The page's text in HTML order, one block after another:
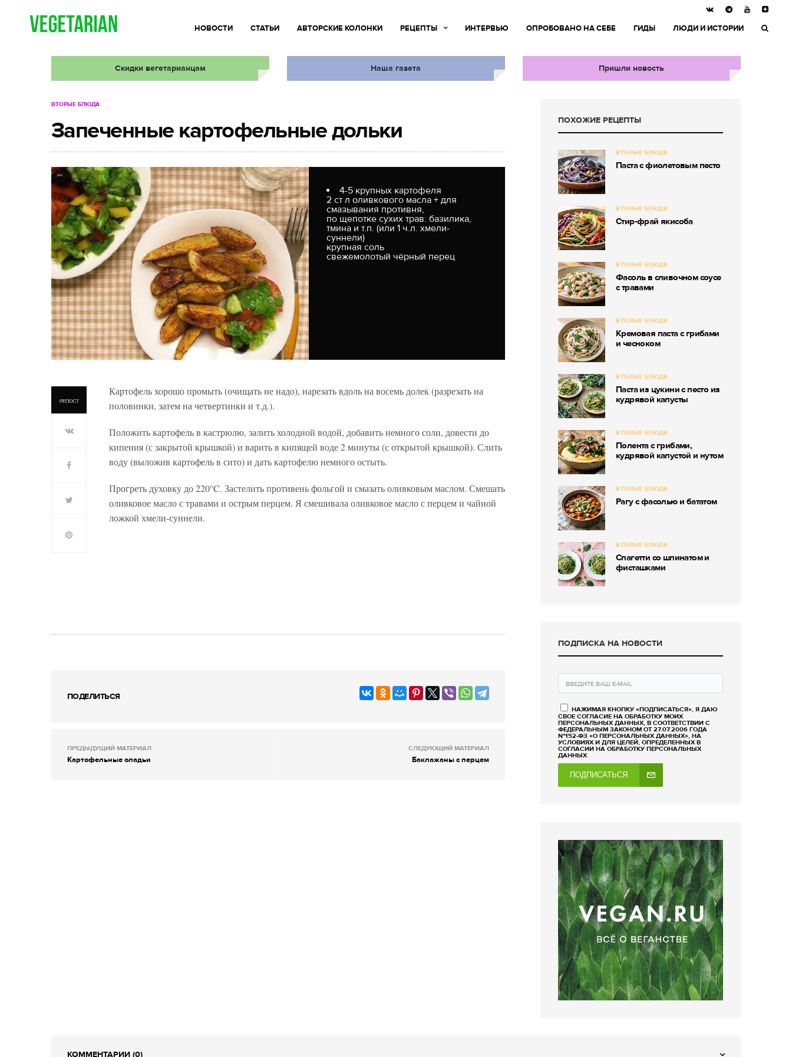
НОВОСТИ СТАТЬИ АВТОРСКИЕ КОЛОНКИ РЕЦЕПТЫ ИНТЕРВЬЮ ОПРОБОВАНО НА СЕБЕ ГИДЫ ЛЮДИ И ИСТОРИИ
Скидки вегетарианцам Наша газета Пришли новость
ВТОРЫЕ БЛЮДА
Запеченные картофельные дольки
4-5 крупных картофеля
2 ст л оливкового масла + для
смазывания противня,
по щепотке сухих трав: базилика,
тмина и т.п. (или 1 ч.л. хмели-
суннели)
крупная соль
свежемолотый чёрный перец
РЕПОСТ
Картофель хорошо промыть (очищать не надо), нарезать вдоль на восемь долек (разрезать на
половинки, затем на четвертинки и т.д.).
Положить картофель в кастрюлю, залить холодной водой, добавить немного соли, довести до
кипения (с закрытой крышкой) и варить в кипящей воде 2 минуты (с открытой крышкой). Слить
воду (выложив картофель в сито) и дать картофелю немного остыть.
Прогреть духовку до 220°C. Застелить противень фольгой и смазать оливковым маслом. Смешать
оливковое масло с травами и острым перцем. Я смешивала оливковое масло с перцем и чайной
ложкой хмели-суннели.
ПОДЕЛИТЬСЯ
ПРЕДЫДУЩИЙ МАТЕРИАЛ
Картофельные оладьи
СЛЕДУЮЩИЙ МАТЕРИАЛ
Баклажаны с перцем
ПОХОЖИЕ РЕЦЕПТЫ
ВТОРЫЕ БЛЮДА
Паста с фиолетовым песто
ВТОРЫЕ БЛЮДА
Стир-фрай якисоба
ВТОРЫЕ БЛЮДА
Фасоль в сливочном соусе
с травами
ВТОРЫЕ БЛЮДА
Кремовая паста с грибами
и чесноком
ВТОРЫЕ БЛЮДА
Паста из цукини с песто из
кудрявой капусты
ВТОРЫЕ БЛЮДА
Полента с грибами,
кудрявой капустой и нутом
ВТОРЫЕ БЛЮДА
Рагу с фасолью и бататом
ВТОРЫЕ БЛЮДА
Спагетти со шпинатом и
фисташками
ПОДПИСКА НА НОВОСТИ
НАЖИМАЯ КНОПКУ «ПОДПИСАТЬСЯ», Я ДАЮ
СВОЕ СОГЛАСИЕ НА ОБРАБОТКУ МОИХ
ПЕРСОНАЛЬНЫХ ДАННЫХ, В СООТВЕТСТВИИ С
ФЕДЕРАЛЬНЫМ ЗАКОНОМ ОТ 27.07.2006 ГОДА
№152-ФЗ «О ПЕРСОНАЛЬНЫХ ДАННЫХ», НА
УСЛОВИЯХ И ДЛЯ ЦЕЛЕЙ, ОПРЕДЕЛЕННЫХ В
СОГЛАСИИ НА ОБРАБОТКУ ПЕРСОНАЛЬНЫХ
ДАННЫХ
ПОДПИСАТЬСЯ
КОММЕНТАРИИ (0)